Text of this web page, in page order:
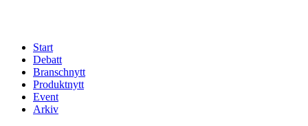
Start
Debatt
Branschnytt
Produktnytt
Event
Arkiv